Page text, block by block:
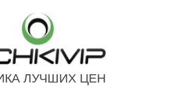
ЛУЧШИХ ЦЕН